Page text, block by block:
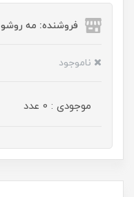
فروشنده: مه رو‌شو
ناموجود
موجودی : 0 عدد